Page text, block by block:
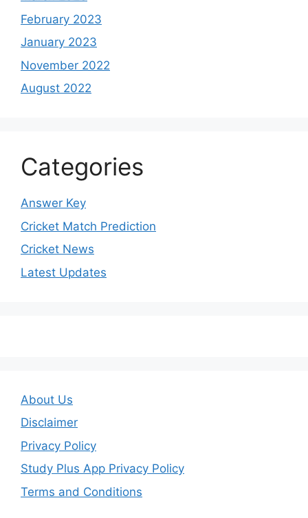
February 2023
January 2023
November 2022
August 2022
Categories
Answer Key
Cricket Match Prediction
Cricket News
Latest Updates
About Us
Disclaimer
Privacy Policy
Study Plus App Privacy Policy
Terms and Conditions